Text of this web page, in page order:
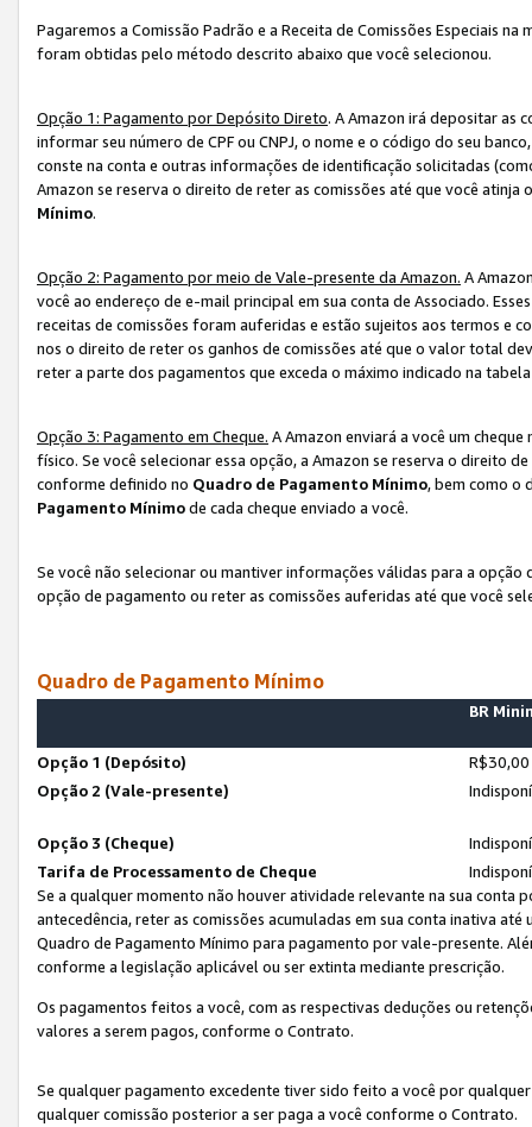
Pagaremos a Comissão Padrão e a Receita de Comissões Especiais
foram obtidas pelo método descrito abaixo que você selecionou.
Opção 1: Pagamento por Depósito Direto. A Amazon irá depositar as
informar seu número de CPF ou CNPJ, o nome e o código do seu
conste na conta e outras informações de identificação solicitadas
Amazon se reserva o direito de reter as comissões até que você
Mínimo.
Opção 2: Pagamento por meio de Vale-presente da Amazon. A
você ao endereço de e-mail principal em sua conta de Associado.
receitas de comissões foram auferidas e estão sujeitos aos termos e
nos o direito de reter os ganhos de comissões até que o valor total
reter a parte dos pagamentos que exceda o máximo indicado na
Opção 3: Pagamento em Cheque. A Amazon enviará a você um
físico. Se você selecionar essa opção, a Amazon se reserva o direito
conforme definido no Quadro de Pagamento Mínimo, bem como o
Pagamento Mínimode cada cheque enviado a você.
Se você não selecionar ou mantiver informações válidas para a
opção de pagamento ou reter as comissões auferidas até que você
Quadro de Pagamento Mínimo
BR
Opção 1 (Depósito)
R$30,00
Opção 2 (Vale-presente)
Opção 3 (Cheque)
Tarifa de Processamento de Cheque
Se a qualquer momento não houver atividade relevante na sua conta
antecedência, reter as comissões acumuladas em sua conta inativa
Quadro de Pagamento Mínimo para pagamento por vale-presente.
conforme a legislação aplicável ou ser extinta mediante prescrição.
Os pagamentos feitos a você, com as respectivas deduções ou
valores a serem pagos, conforme o Contrato.
Se qualquer pagamento excedente tiver sido feito a você por
qualquer comissão posterior a ser paga a você conforme o Contrato.